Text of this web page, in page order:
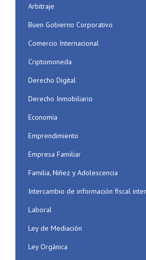
Arbitraje
Buen Gobierno Corporativo
Comercio Internacional
Criptomoneda
Derecho Digital
Derecho Inmobiliario
Economía
Emprendimiento
Empresa Familiar
Familia, Niñez y Adolescencia
Intercambio de información fiscal
Laboral
Ley de Mediación
Ley Orgánica